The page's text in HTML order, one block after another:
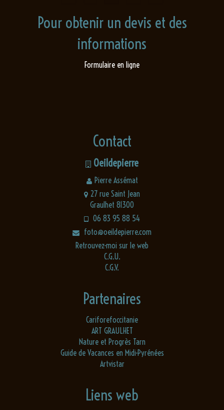
Pour obtenir un devis et des
informations
Formulaire en ligne
Contact
Oeildepierre
Pierre Assémat
27 rue Saint Jean
Graulhet 81300
06 83 95 88 54
foto@oeildepierre.com
Retrouvez-moi sur le web
C.G.U.
C.G.V.
Partenaires
Cariforefoccitanie
ART GRAULHET
Nature et Progrès Tarn
Guide de Vacances en Midi-Pyrénées
Artvistar
Liens web